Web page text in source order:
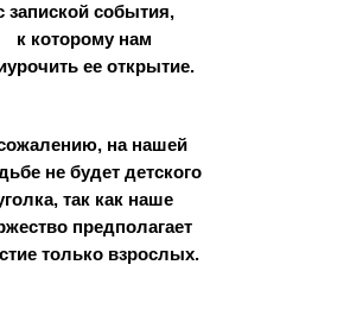
запиской события,
к которому нам
ее открытие.
на нашей
не будет детского
так как наше
предполагает
только взрослых.